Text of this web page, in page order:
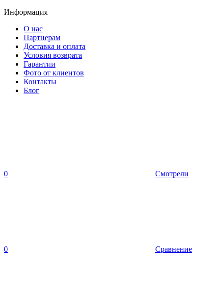
Информация
О нас
Партнерам
Доставка и оплата
Условия возврата
Гарантии
Фото от клиентов
Контакты
Блог
0 Смотрели
0 Сравнение